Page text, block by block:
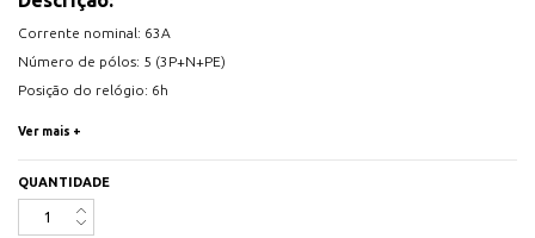
Corrente nominal: 63A
Número de pólos: 5 (3P+N+PE)
Posição do relógio: 6h
Tecnologia de conexão: terminais de estrutura com parafusos
Classe de proteção IP: IP66/IP67
Ver mais +
QUANTIDADE